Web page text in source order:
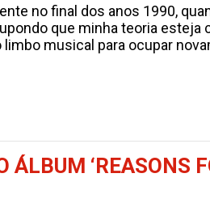
no final dos anos 1990,
que minha teoria esteja
musical para ocupar
ÁLBUM ‘REASONS